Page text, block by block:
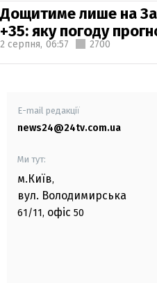
Дощитиме лише на
+35: яку погоду
2 серпня, 06:57 2700
E-mail редакції
news24@24tv.com.ua
Ми тут:
м.Київ,
вул. Володимирська
61/11, офіс 50